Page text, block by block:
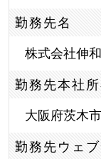
勤務先名
株式会社伸
勤務先本社
大阪府茨木
勤務先ウェ